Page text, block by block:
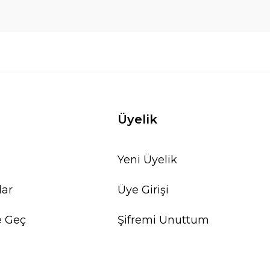
Geç
Üyelik
Yeni Üyelik
Üye Girişi
Şifremi Unuttum